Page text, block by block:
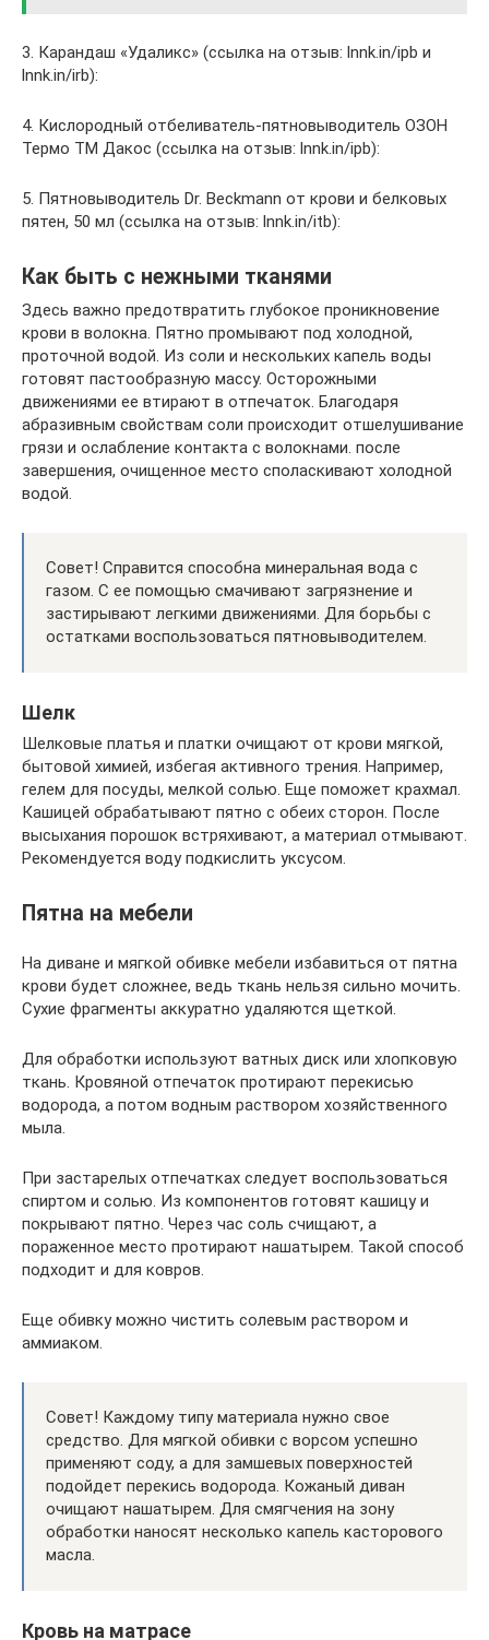
3. Карандаш «Удаликс» (ссылка на отзыв: lnnk.in/ipb и
lnnk.in/irb):
4. Кислородный отбеливатель-пятновыводитель ОЗОН
Термо ТМ Дакос (ссылка на отзыв: lnnk.in/ipb):
5. Пятновыводитель Dr. Beckmann от крови и белковых
пятен, 50 мл (ссылка на отзыв: lnnk.in/itb):
Как быть с нежными тканями
Здесь важно предотвратить глубокое проникновение
крови в волокна. Пятно промывают под холодной,
проточной водой. Из соли и нескольких капель воды
готовят пастообразную массу. Осторожными
движениями ее втирают в отпечаток. Благодаря
абразивным свойствам соли происходит отшелушивание
грязи и ослабление контакта с волокнами. после
завершения, очищенное место споласкивают холодной
водой.
Совет! Справится способна минеральная вода с
газом. С ее помощью смачивают загрязнение и
застирывают легкими движениями. Для борьбы с
остатками воспользоваться пятновыводителем.
Шелк
Шелковые платья и платки очищают от крови мягкой,
бытовой химией, избегая активного трения. Например,
гелем для посуды, мелкой солью. Еще поможет крахмал.
Кашицей обрабатывают пятно с обеих сторон. После
высыхания порошок встряхивают, а материал отмывают.
Рекомендуется воду подкислить уксусом.
Пятна на мебели
На диване и мягкой обивке мебели избавиться от пятна
крови будет сложнее, ведь ткань нельзя сильно мочить.
Сухие фрагменты аккуратно удаляются щеткой.
Для обработки используют ватных диск или хлопковую
ткань. Кровяной отпечаток протирают перекисью
водорода, а потом водным раствором хозяйственного
мыла.
При застарелых отпечатках следует воспользоваться
спиртом и солью. Из компонентов готовят кашицу и
покрывают пятно. Через час соль счищают, а
пораженное место протирают нашатырем. Такой способ
подходит и для ковров.
Еще обивку можно чистить солевым раствором и
аммиаком.
Совет! Каждому типу материала нужно свое
средство. Для мягкой обивки с ворсом успешно
применяют соду, а для замшевых поверхностей
подойдет перекись водорода. Кожаный диван
очищают нашатырем. Для смягчения на зону
обработки наносят несколько капель касторового
масла.
Кровь на матрасе